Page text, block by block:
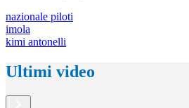
nazionale piloti
imola
kimi antonelli
Ultimi video